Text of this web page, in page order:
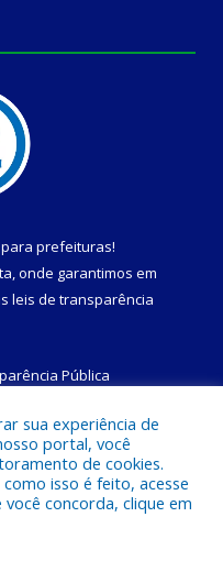
prefeituras!
onde garantimos em
leis de transparência
Pública
Prefeitura Municipal de
sua experiência de
portal, você
de cookies.
isso é feito, acesse
você concorda, clique em